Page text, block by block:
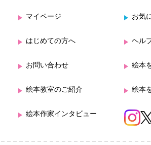
マイページ お気
はじめての方へ ヘル
お問い合わせ 絵本
絵本教室のご紹介 絵本
絵本作家インタビュー